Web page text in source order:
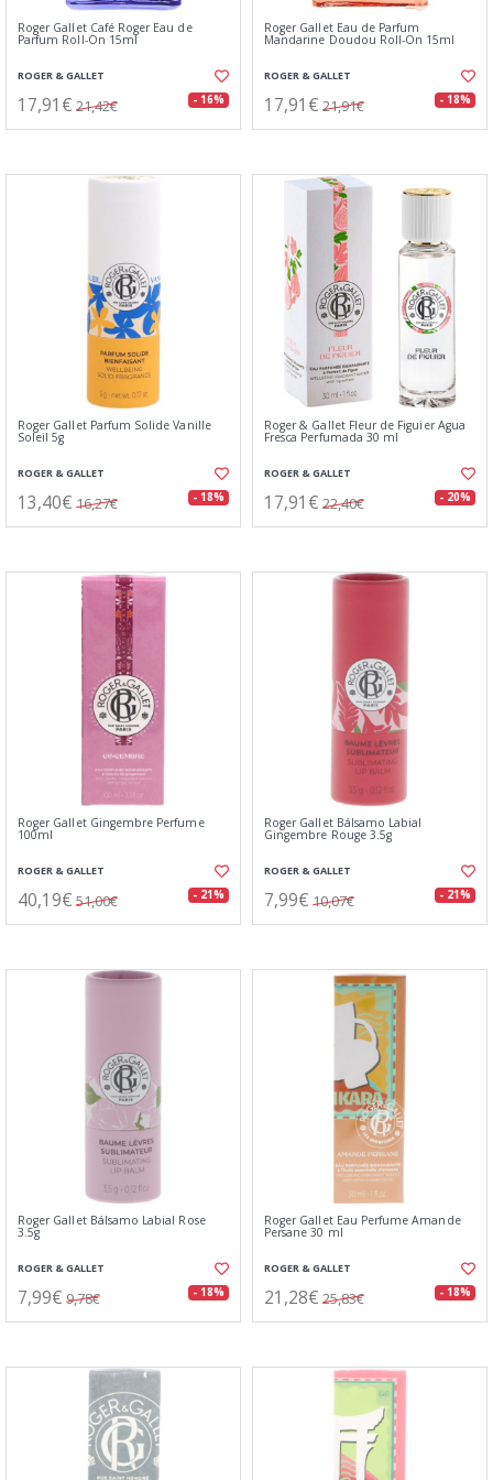
Roger Gallet Café Roger Eau de
Parfum Roll-On 15ml
ROGER & GALLET
17,91€ 21,42€ - 16%
Roger Gallet Eau de Parfum
Mandarine Doudou Roll-On 15ml
ROGER & GALLET
17,91€ 21,91€ - 18%
Roger Gallet Parfum Solide Vanille
Soleil 5g
ROGER & GALLET
13,40€ 16,27€ - 18%
Roger & Gallet Fleur de Figuier Agua
Fresca Perfumada 30 ml
ROGER & GALLET
17,91€ 22,40€ - 20%
Roger Gallet Gingembre Perfume
100ml
ROGER & GALLET
40,19€ 51,00€ - 21%
Roger Gallet Bálsamo Labial
Gingembre Rouge 3.5g
ROGER & GALLET
7,99€ 10,07€ - 21%
Roger Gallet Bálsamo Labial Rose
3.5g
ROGER & GALLET
7,99€ 9,78€ - 18%
Roger Gallet Eau Perfume Amande
Persane 30 ml
ROGER & GALLET
21,28€ 25,83€ - 18%